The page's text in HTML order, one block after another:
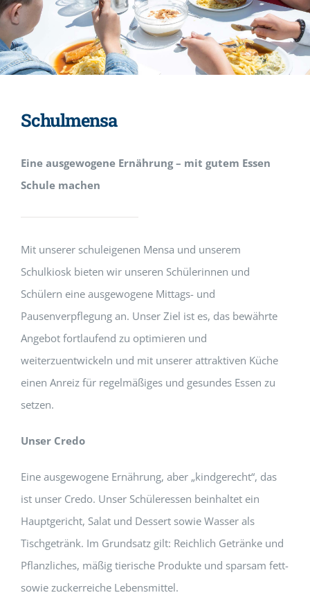
Schulmensa
Eine ausgewogene Ernährung – mit gutem Essen
Schule machen
Mit unserer schuleigenen Mensa und unserem
Schulkiosk bieten wir unseren Schülerinnen und
Schülern eine ausgewogene Mittags- und
Pausenverpflegung an. Unser Ziel ist es, das bewährte
Angebot fortlaufend zu optimieren und
weiterzuentwickeln und mit unserer attraktiven Küche
einen Anreiz für regelmäßiges und gesundes Essen zu
setzen.
Unser Credo
Eine ausgewogene Ernährung, aber „kindgerecht“, das
ist unser Credo. Unser Schüleressen beinhaltet ein
Hauptgericht, Salat und Dessert sowie Wasser als
Tischgetränk. Im Grundsatz gilt: Reichlich Getränke und
Pflanzliches, mäßig tierische Produkte und sparsam fett-
sowie zuckerreiche Lebensmittel.